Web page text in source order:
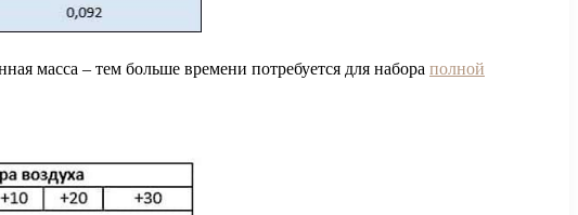
масса – тем больше времени потребуется для набора полной